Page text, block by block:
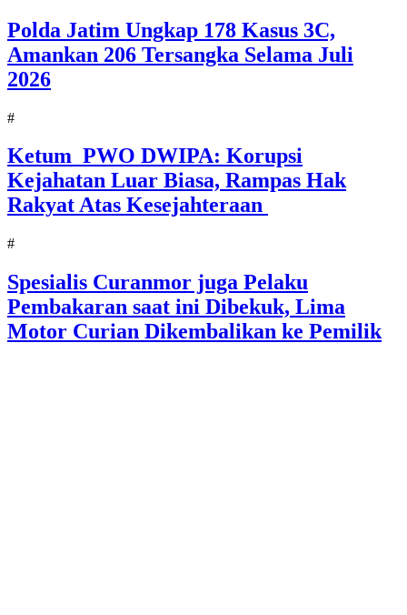
Polda Jatim Ungkap 178 Kasus 3C,
Amankan 206 Tersangka Selama Juli
2026
#
Ketum PWO DWIPA: Korupsi
Kejahatan Luar Biasa, Rampas Hak
Rakyat Atas Kesejahteraan
#
Spesialis Curanmor juga Pelaku
Pembakaran saat ini Dibekuk, Lima
Motor Curian Dikembalikan ke Pemilik